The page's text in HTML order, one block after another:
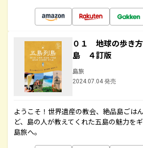
０１ 地球の歩き
島 ４訂版
島旅
2024.07.04 発売
ようこそ！世界遺産の教会、絶品島ごは
ど、島の人が教えてくれた五島の魅力を
島旅へ。